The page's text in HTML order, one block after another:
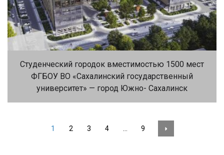
Студенческий городок вместимостью 1500 мест
ФГБОУ ВО «Сахалинский государственный
университет» — город Южно- Сахалинск
1 2 3 4 9